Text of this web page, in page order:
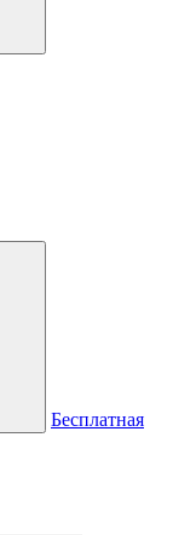
Бесплатная